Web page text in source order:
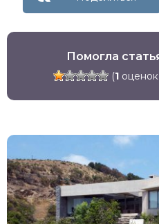
Помогла
(1